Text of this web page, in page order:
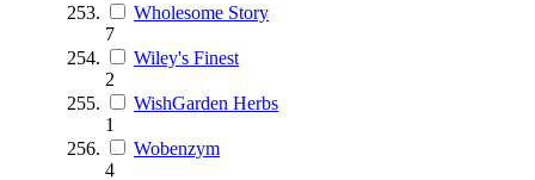
Wholesome Story
7
Wiley's Finest
2
WishGarden Herbs
1
Wobenzym
4